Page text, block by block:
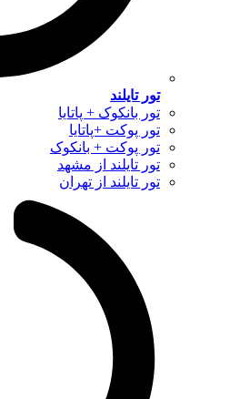
تور تایلند
تور بانکوک + پاتایا
تور پوکت +پاتایا
تور پوکت + بانکوک
تور تایلند از مشهد
تور تایلند از تهران